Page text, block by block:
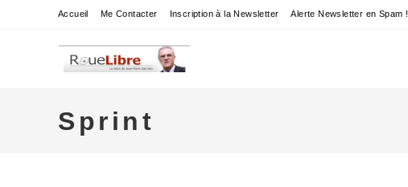
Accueil Me Contacter Inscription à la Newsletter Alerte Newsletter en Spam !
Sprint